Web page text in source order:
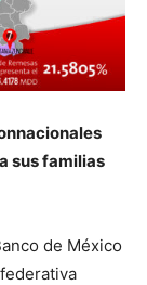
sus familias
de México